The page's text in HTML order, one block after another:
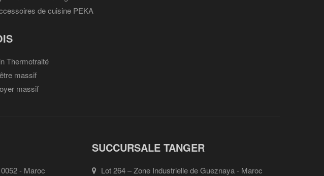
de cuisine PEKA
Thermotraité
massif
massif
- Maroc
SUCCURSALE TANGER
Lot 264 – Zone Industrielle de Gueznaya - Maroc